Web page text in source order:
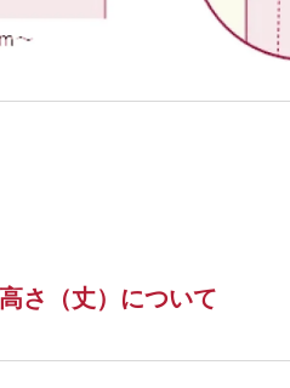
さ（丈）について